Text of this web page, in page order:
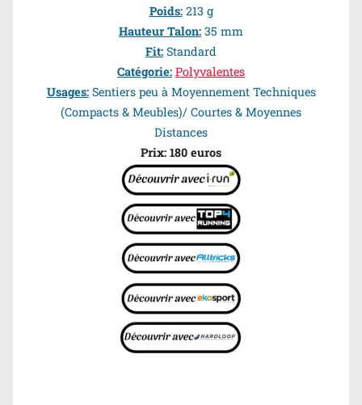
Poids:213 g
Hauteur Talon: 35 mm
Fit: Standard
Catégorie: Polyvalentes
Usages:Sentiers peu à Moyennement Techniques
(Compacts & Meubles)/ Courtes & Moyennes
Distances
Prix: 180 euros